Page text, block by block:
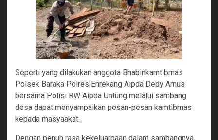
Seperti yang dilakukan anggota Bhabinkamtibmas
Polsek Baraka Polres Enrekang Aipda Dedy Arnus
bersama Polisi RW Aipda Untung melalui sambang
desa dapat menyampaikan pesan-pesan kamtibmas
kepada masyaakat.
Dengan penuh rasa kekeluargaan dalam sambangnya,